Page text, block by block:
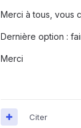
Merci à tous, vous
Dernière option :
Merci
Citer